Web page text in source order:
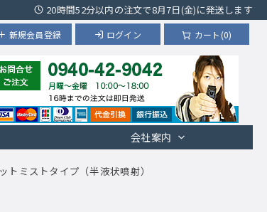
20時間52分以内の注文で8月7日(金)に発送します
カート(0)
ログイン
新規会員登録
会社案内
トミストタイプ（半液状噴射）